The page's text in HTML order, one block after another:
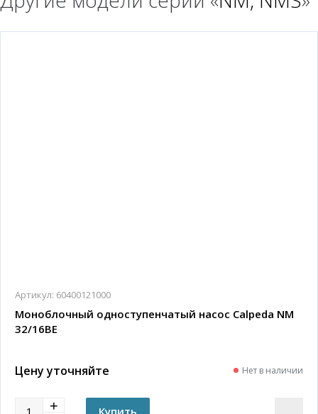
Артикул: 60400121000
Моноблочный одноступенчатый насос Calpeda NM
32/16BE
Цену уточняйте Нет в наличии